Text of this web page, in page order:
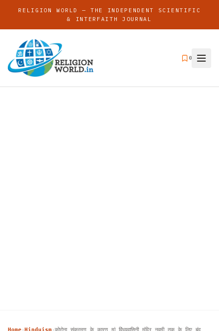
RELIGION WORLD — THE INDEPENDENT SCIENTIFIC
& INTERFAITH JOURNAL
0
› ›